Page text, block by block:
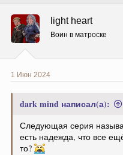
ц
и
и
:
light heart
Воин в матроске
1 Июн 2024
dark mind написал(а):
Следующая серия
есть надежда, что все
то?